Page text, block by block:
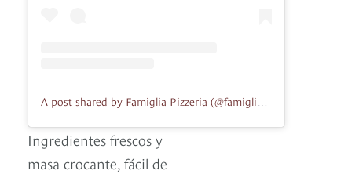
A post shared by Famiglia Pizzeria (@famigliapizzeria)
Ingredientes frescos y
masa crocante, fácil de